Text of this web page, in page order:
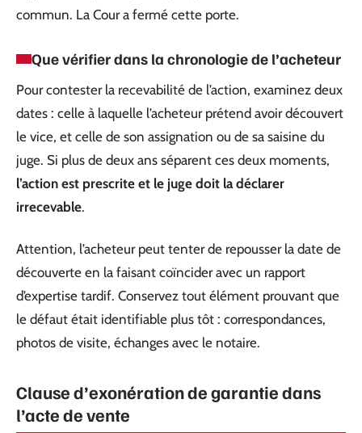
commun. La Cour a fermé cette porte.
Que vérifier dans la chronologie de l’acheteur
Pour contester la recevabilité de l’action, examinez deux
dates : celle à laquelle l’acheteur prétend avoir découvert
le vice, et celle de son assignation ou de sa saisine du
juge. Si plus de deux ans séparent ces deux moments,
l’action est prescrite et le juge doit la déclarer
irrecevable.
Attention, l’acheteur peut tenter de repousser la date de
découverte en la faisant coïncider avec un rapport
d’expertise tardif. Conservez tout élément prouvant que
le défaut était identifiable plus tôt : correspondances,
photos de visite, échanges avec le notaire.
Clause d’exonération de garantie dans
l’acte de vente